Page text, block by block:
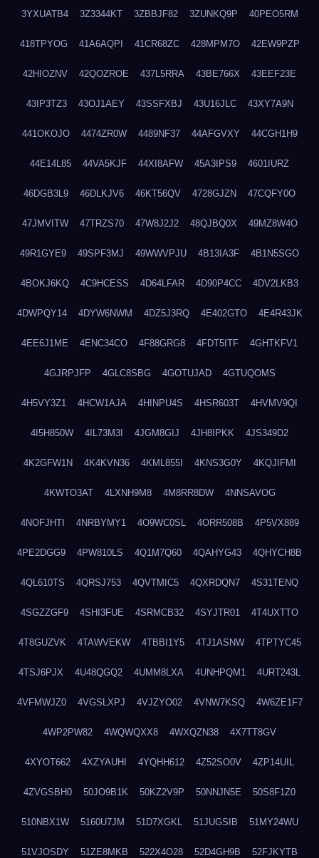
3YXUATB4 3Z3344KT 3ZBBJF82 3ZUNKQ9P 40PEO5RM
418TPYOG 41A6AQPI 41CR68ZC 428MPM7O 42EW9PZP
42HIOZNV 42QOZROE 437L5RRA 43BE766X 43EEF23E
43IP3TZ3 43OJ1AEY 43SSFXBJ 43U16JLC 43XY7A9N
441OKOJO 4474ZR0W 4489NF37 44AFGVXY 44CGH1H9
44E14L85 44VA5KJF 44XI8AFW 45A3IPS9 4601IURZ
46DGB3L9 46DLKJV6 46KT56QV 4728GJZN 47CQFY0O
47JMVITW 47TRZS70 47W8J2J2 48QJBQ0X 49MZ8W4O
49R1GYE9 49SPF3MJ 49WWVPJU 4B13IA3F 4B1N5SGO
4BOKJ6KQ 4C9HCESS 4D64LFAR 4D90P4CC 4DV2LKB3
4DWPQY14 4DYW6NWM 4DZ5J3RQ 4E402GTO 4E4R43JK
4EE6J1ME 4ENC34CO 4F88GRG8 4FDT5ITF 4GHTKFV1
4GJRPJFP 4GLC8SBG 4GOTUJAD 4GTUQOMS
4H5VY3Z1 4HCW1AJA 4HINPU4S 4HSR603T 4HVMV9QI
4I5H850W 4IL73M3I 4JGM8GIJ 4JH8IPKK 4JS349D2
4K2GFW1N 4K4KVN36 4KML855I 4KNS3G0Y 4KQJIFMI
4KWTO3AT 4LXNH9M8 4M8RR8DW 4NNSAVOG
4NOFJHTI 4NRBYMY1 4O9WC0SL 4ORR508B 4P5VX889
4PE2DGG9 4PW810LS 4Q1M7Q60 4QAHYG43 4QHYCH8B
4QL610TS 4QRSJ753 4QVTMIC5 4QXRDQN7 4S31TENQ
4SGZZGF9 4SHI3FUE 4SRMCB32 4SYJTR01 4T4UXTTO
4T8GUZVK 4TAWVEKW 4TBBI1Y5 4TJ1ASNW 4TPTYC45
4TSJ6PJX 4U48QGQ2 4UMM8LXA 4UNHPQM1 4URT243L
4VFMWJZ0 4VGSLXPJ 4VJZYO02 4VNW7KSQ 4W6ZE1F7
4WP2PW82 4WQWQXX8 4WXQZN38 4X7TT8GV
4XYOT662 4XZYAUHI 4YQHH612 4Z52SO0V 4ZP14UIL
4ZVGSBH0 50JO9B1K 50KZ2V9P 50NNJN5E 50S8F1Z0
510NBX1W 5160U7JM 51D7XGKL 51JUGSIB 51MY24WU
51VJOSDY 51ZE8MKB 522X4O28 52D4GH9B 52FJKYTB